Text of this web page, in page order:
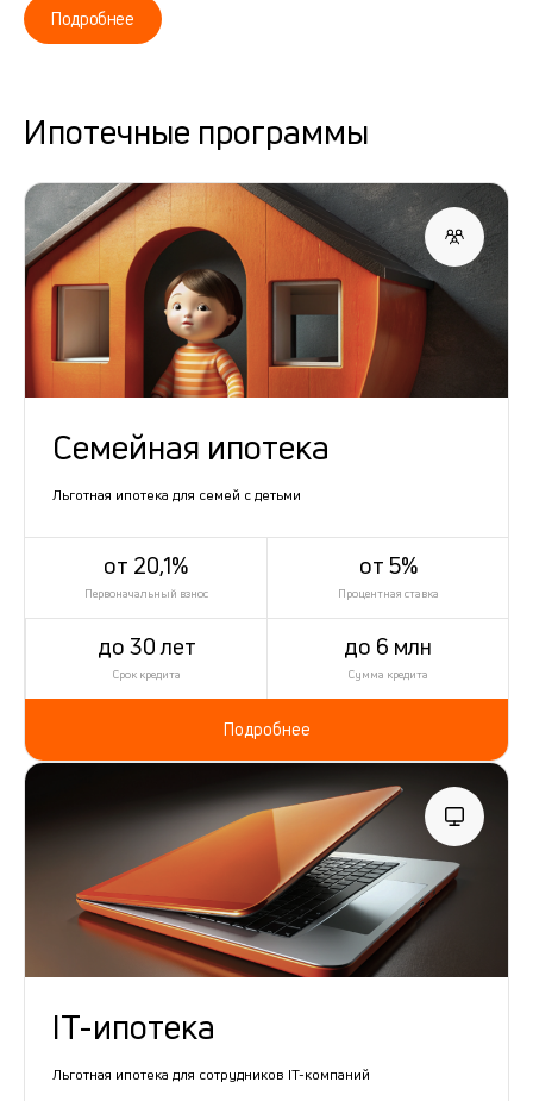
Подробнее
Ипотечные программы
Семейная ипотека
Льготная ипотека для семей с детьми
от 20,1%
Первоначальный взнос
от 5%
Процентная ставка
до 30 лет
Срок кредита
до 6 млн
Сумма кредита
Подробнее
IT-ипотека
Льготная ипотека для сотрудников IT-компаний